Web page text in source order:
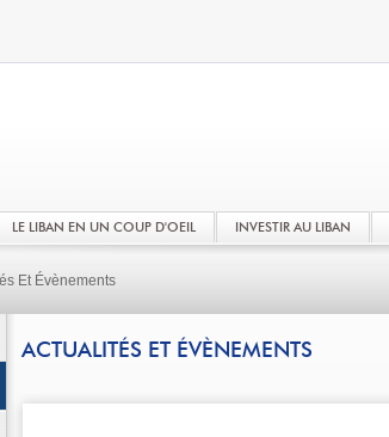
LE LIBAN EN UN COUP D'OEIL INVESTIR AU LIBAN
Et Évènements
ACTUALITÉS ET ÉVÈNEMENTS